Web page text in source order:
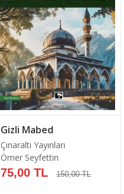
Gizli Mabed
Çınaraltı Yayınları
Ömer Seyfettin
75,00 TL 150,00 TL